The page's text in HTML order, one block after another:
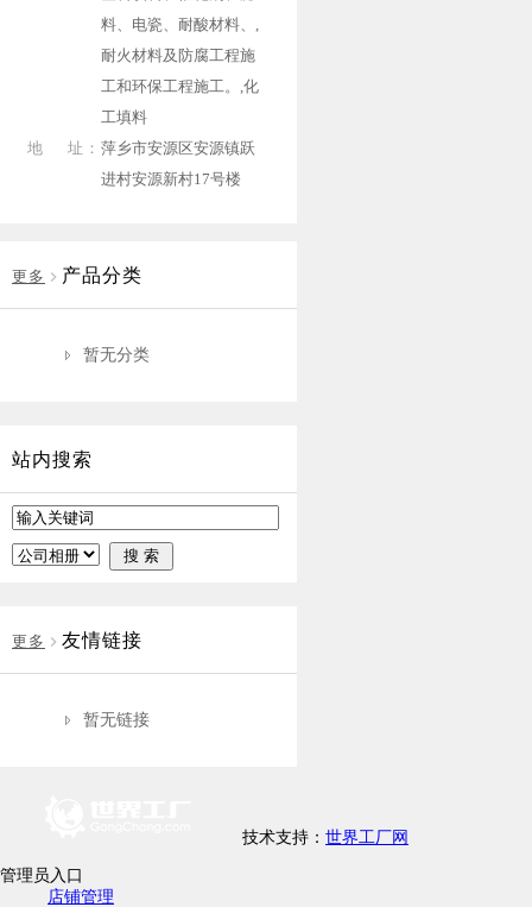
料、电瓷、耐酸材料、,
耐火材料及防腐工程施
工和环保工程施工。,化
工填料
地 址： 萍乡市安源区安源镇跃
进村安源新村17号楼
更多 产品分类
暂无分类
站内搜索
更多 友情链接
暂无链接
技术支持： 世界工厂网
管理员入口
店铺管理